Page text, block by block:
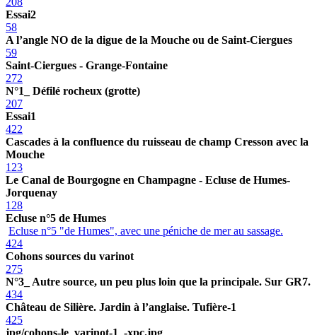
Essai2
58
A l’angle NO de la digue de la Mouche ou de Saint-Ciergues
59
Saint-Ciergues - Grange-Fontaine
272
N°1_ Défilé rocheux (grotte)
207
Essai1
422
Cascades à la confluence du ruisseau de champ Cresson avec la
Mouche
123
Le Canal de Bourgogne en Champagne - Ecluse de Humes-
Jorquenay
128
Ecluse n°5 de Humes
Ecluse n°5 "de Humes", avec une péniche de mer au sassage.
424
Cohons sources du varinot
275
N°3_ Autre source, un peu plus loin que la principale. Sur GR7.
434
Château de Silière. Jardin à l’anglaise. Tufière-1
425
jpg/cohons-le_varinot-1_-xpc.jpg